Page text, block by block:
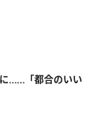
に……「都合のいい